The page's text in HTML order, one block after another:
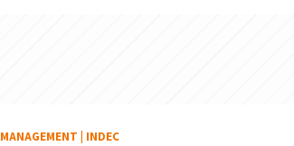
MANAGEMENT INDEC